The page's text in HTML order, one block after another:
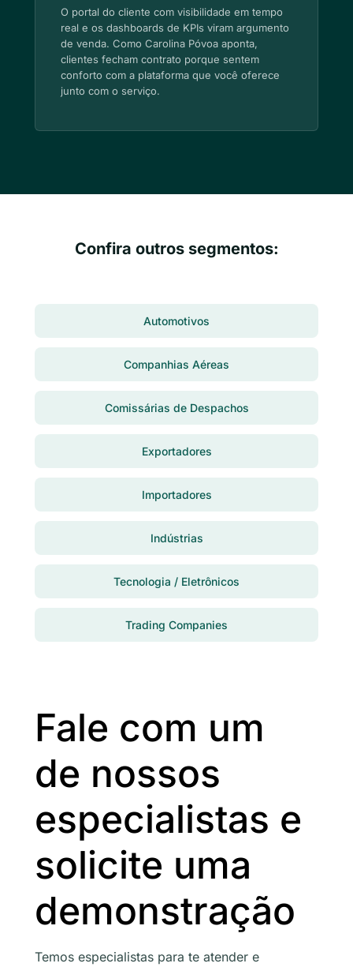
O portal do cliente com visibilidade em tempo
real e os dashboards de KPIs viram argumento
de venda. Como Carolina Póvoa aponta,
clientes fecham contrato porque sentem
conforto com a plataforma que você oferece
junto com o serviço.
Confira outros segmentos:
Automotivos
Companhias Aéreas
Comissárias de Despachos
Exportadores
Importadores
Indústrias
Tecnologia / Eletrônicos
Trading Companies
Fale com um
de nossos
especialistas e
solicite uma
demonstração
Temos especialistas para te atender e